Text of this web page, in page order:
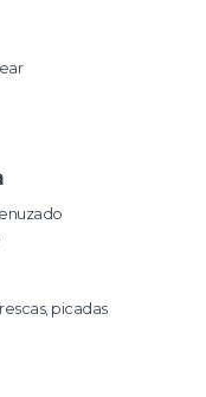
picadas